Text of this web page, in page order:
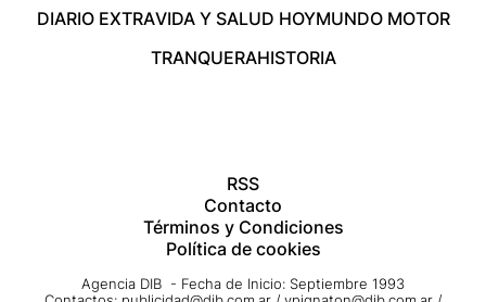
DIARIO EXTRAVIDA Y SALUD HOYMUNDO MOTOR
TRANQUERAHISTORIA
RSS
Contacto
Términos y Condiciones
Política de cookies
Agencia DIB - Fecha de Inicio: Septiembre 1993